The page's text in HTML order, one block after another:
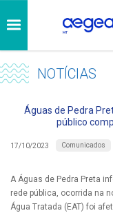
NOTÍCIAS
Águas de Pedra
público
17/10/2023 Comunicados
A Águas de Pedra Preta
rede pública, ocorrida na
Água Tratada (EAT) foi